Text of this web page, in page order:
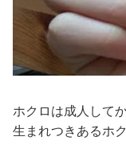
ホクロは成人して
生まれつきあるホ